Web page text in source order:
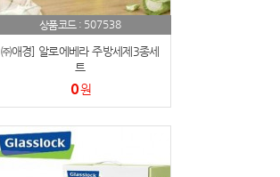
상품코드 : 507538
㈜애경] 알로에베라 주방세제3종세
트
0원